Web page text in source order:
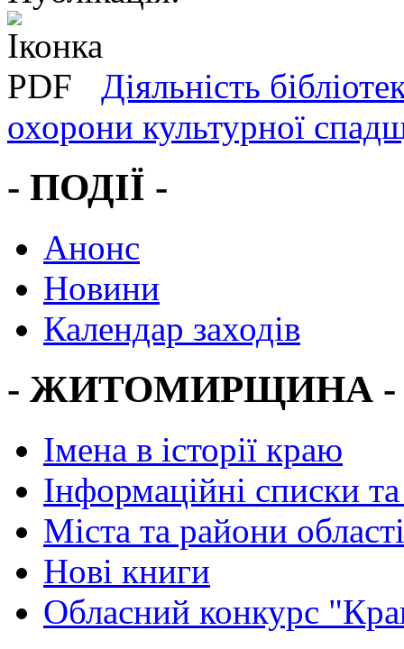
Діяльність
охорони культурної
- ПОДІЇ -
Анонс
Новини
Календар заходів
- ЖИТОМИРЩИНА -
Імена в історії краю
Інформаційні списки
Міста та райони області
Нові книги
Обласний конкурс